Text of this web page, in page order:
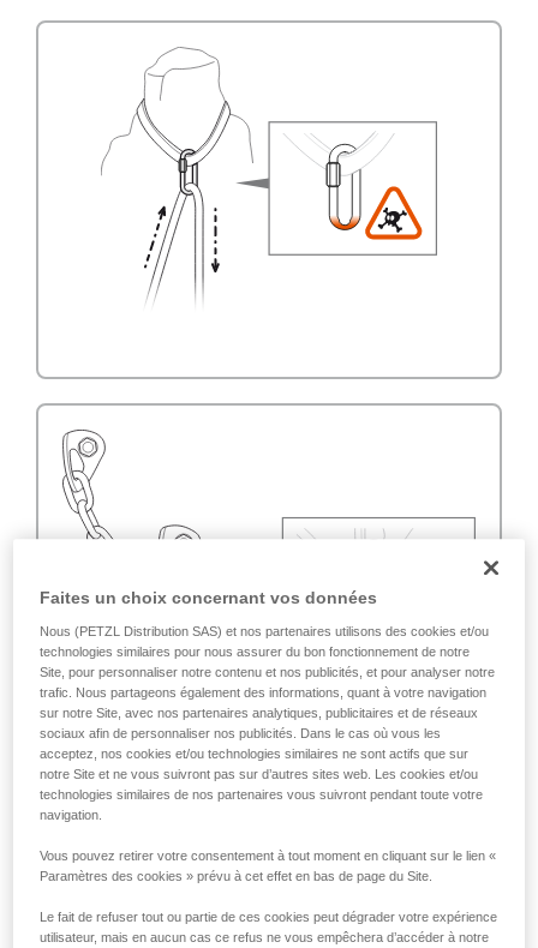
Faites un choix concernant vos données
Nous (PETZL Distribution SAS) et nos partenaires utilisons des cookies et/ou
technologies similaires pour nous assurer du bon fonctionnement de notre
Site, pour personnaliser notre contenu et nos publicités, et pour analyser notre
trafic. Nous partageons également des informations, quant à votre navigation
sur notre Site, avec nos partenaires analytiques, publicitaires et de réseaux
sociaux afin de personnaliser nos publicités. Dans le cas où vous les
acceptez, nos cookies et/ou technologies similaires ne sont actifs que sur
notre Site et ne vous suivront pas sur d’autres sites web. Les cookies et/ou
technologies similaires de nos partenaires vous suivront pendant toute votre
navigation.
Vous pouvez retirer votre consentement à tout moment en cliquant sur le lien «
Paramètres des cookies » prévu à cet effet en bas de page du Site.
Le fait de refuser tout ou partie de ces cookies peut dégrader votre expérience
utilisateur, mais en aucun cas ce refus ne vous empêchera d’accéder à notre